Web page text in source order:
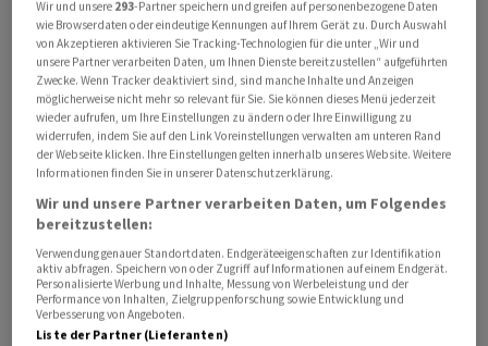
Tesla will sein E-Auto-Werk in Grünheide in
Brandenburg ausbauen. Das Ziel ist nach Angaben des
Unternehmens eine Verdoppelung der
Produktionskapazität von 500 000 Autos, die bisher noch
nicht erreicht ist, auf eine Million Autos im Jahr. Für
diesen Ausbau der Produktion sind 22 500 Beschäftigte
geplant. Tesla stellt dafür Anträge in drei Teilen auf
umweltrechtliche Genehmigung beim Land
Wir und unsere 293-Partner speichern und greifen auf personenbezogene Daten
wie Browserdaten oder eindeutige Kennungen auf Ihrem Gerät zu. Durch Auswahl
von Akzeptieren aktivieren Sie Tracking-Technologien für die unter „Wir und
unsere Partner verarbeiten Daten, um Ihnen Dienste bereitzustellen“ aufgeführten
Zwecke. Wenn Tracker deaktiviert sind, sind manche Inhalte und Anzeigen
möglicherweise nicht mehr so relevant für Sie. Sie können dieses Menü jederzeit
wieder aufrufen, um Ihre Einstellungen zu ändern oder Ihre Einwilligung zu
widerrufen, indem Sie auf den Link Voreinstellungen verwalten am unteren Rand
der Webseite klicken. Ihre Einstellungen gelten innerhalb unseres Website. Weitere
Informationen finden Sie in unserer Datenschutzerklärung.
Wir und unsere Partner verarbeiten Daten, um Folgendes
bereitzustellen:
Verwendung genauer Standortdaten. Endgeräteeigenschaften zur Identifikation
aktiv abfragen. Speichern von oder Zugriff auf Informationen auf einem Endgerät.
Personalisierte Werbung und Inhalte, Messung von Werbeleistung und der
Performance von Inhalten, Zielgruppenforschung sowie Entwicklung und
Verbesserung von Angeboten.
Liste der Partner (Lieferanten)